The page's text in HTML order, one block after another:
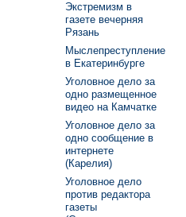
Экстремизм в
газете вечерняя
Рязань
Мыслепреступление
в Екатеринбурге
Уголовное дело за
одно размещенное
видео на Камчатке
Уголовное дело за
одно сообщение в
интернете
(Карелия)
Уголовное дело
против редактора
газеты